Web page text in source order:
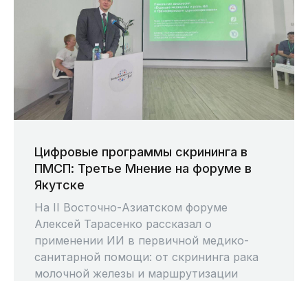
Цифровые программы скрининга в
ПМСП: Третье Мнение на форуме в
Якутске
На II Восточно-Азиатском форуме
Алексей Тарасенко рассказал о
применении ИИ в первичной медико-
санитарной помощи: от скрининга рака
молочной железы и маршрутизации